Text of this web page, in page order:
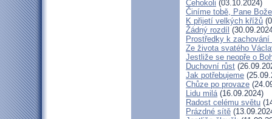
Čehokoli (03.10.2024)
Činíme tobě, Pane
K přijetí velkých křížů
Žádný rozdíl
Prostředky k
Ze života svatého
Jestliže se neopře o
Duchovní růst
Jak potřebujeme
Chůze po provaze
Lidu milá(16.09.2024)
Radost celému světu
Prázdné sítě